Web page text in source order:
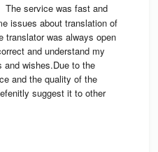
The service was fast and
issues about translation of
translator was always open
and understand my
and wishes.Due to the
and the quality of the
suggest it to other